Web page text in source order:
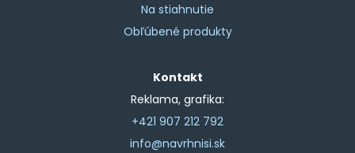
Na stiahnutie
Obľúbené produkty
Kontakt
Reklama, grafika:
+421 907 212 792
info@navrhnisi.sk